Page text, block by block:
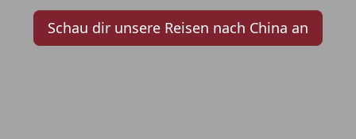
Schau dir unsere Reisen nach China an